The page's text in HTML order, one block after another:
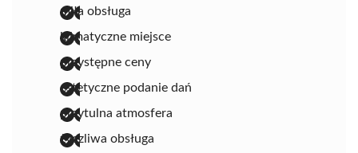
miła obsługa
klimatyczne miejsce
przystępne ceny
estetyczne podanie dań
przytulna atmosfera
życzliwa obsługa